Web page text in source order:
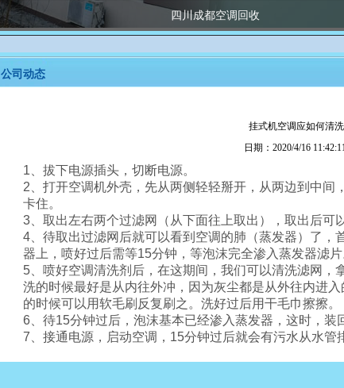
四川成都空调回收
公司动态
挂式机空调应如何清洗
日期：2020/4/16
1、拔下电源插头，切断电源。
2、打开空调机外壳，先从两侧轻轻掰开，从两边到中间
卡住。
3、取出左右两个过滤网（从下面往上取出），取出后可
4、待取出过滤网后就可以看到空调的肺（蒸发器）了，
器上，喷好过后需等15分钟，等泡沫完全渗入蒸发器滤片
5、喷好空调清洗剂后，在这期间，我们可以清洗滤网，
洗的时候最好是从内往外冲，因为灰尘都是从外往内进
的时候可以用软毛刷反复刷之。洗好过后用干毛巾擦擦。
6、待15分钟过后，泡沫基本已经渗入蒸发器，这时，装
7、接通电源，启动空调，15分钟过后就会有污水从水管